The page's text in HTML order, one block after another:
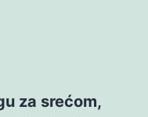
za srećom,